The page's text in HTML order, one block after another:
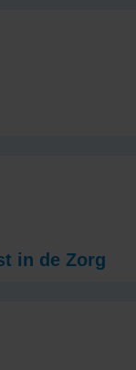
in de Zorg